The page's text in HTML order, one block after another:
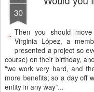
30
Then you should
Virginia López, a
presented a project so
course) on their birthday,
"we work very hard, and
more benefits; so a day off
entity in any way"...